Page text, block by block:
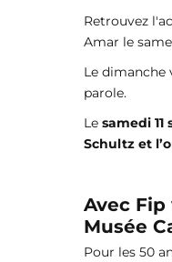
Retrouvez
Amar le
Le dimanche
parole.
Le samedi
Schultz et
Avec
Musée
Pour les 50